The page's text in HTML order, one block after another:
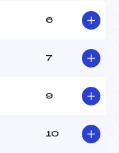
6
7
9
10